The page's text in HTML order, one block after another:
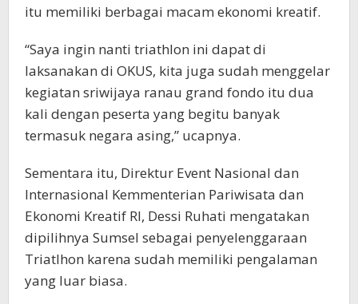
itu memiliki berbagai macam ekonomi kreatif.
“Saya ingin nanti triathlon ini dapat di
laksanakan di OKUS, kita juga sudah menggelar
kegiatan sriwijaya ranau grand fondo itu dua
kali dengan peserta yang begitu banyak
termasuk negara asing,” ucapnya.
Sementara itu, Direktur Event Nasional dan
Internasional Kemmenterian Pariwisata dan
Ekonomi Kreatif RI, Dessi Ruhati mengatakan
dipilihnya Sumsel sebagai penyelenggaraan
Triatlhon karena sudah memiliki pengalaman
yang luar biasa.